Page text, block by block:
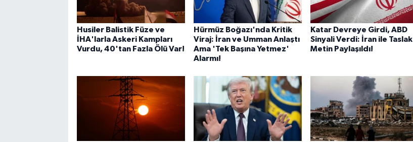
Husiler Balistik Füze ve
İHA'larla Askeri Kampları
Vurdu, 40'tan Fazla Ölü Var!
Hürmüz Boğazı'nda Kritik
Viraj: İran ve Umman Anlaştı
Ama 'Tek Başına Yetmez'
Alarmı!
Katar Devreye Girdi, ABD
Sinyali Verdi: İran ile Taslak
Metin Paylaşıldı!